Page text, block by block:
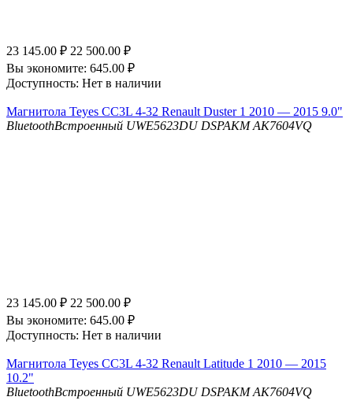
23 145.00 ₽ 22 500.00 ₽
Вы экономите: 645.00 ₽
Доступность: Нет в наличии
Магнитола Teyes CC3L 4-32 Renault Duster 1 2010 — 2015 9.0"
BluetoothВстроенный UWE5623DU DSPAKM AK7604VQ
23 145.00 ₽ 22 500.00 ₽
Вы экономите: 645.00 ₽
Доступность: Нет в наличии
Магнитола Teyes CC3L 4-32 Renault Latitude 1 2010 — 2015
10.2"
BluetoothВстроенный UWE5623DU DSPAKM AK7604VQ